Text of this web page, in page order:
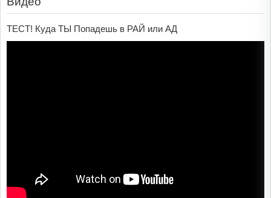
ТЕСТ! Куда ТЫ Попадешь в РАЙ или АД